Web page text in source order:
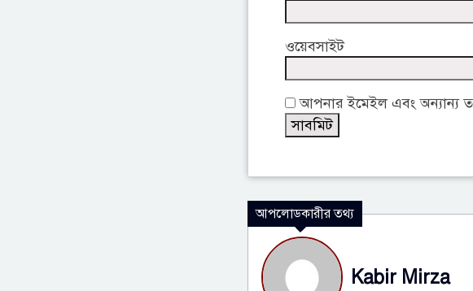
ওয়েবসাইট
আপনার ইমেইল এবং অন্যান্য
আপলোডকারীর তথ্য
Kabir Mirza